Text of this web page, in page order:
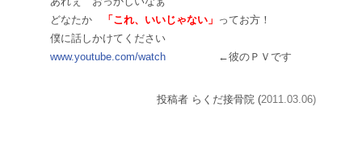
どなたか
「これ、いいじゃない」 ってお方！
僕に話しかけてください
www.youtube.com/watch ←彼のＰＶです
投稿者 らくだ接骨院 (2011.03.06)